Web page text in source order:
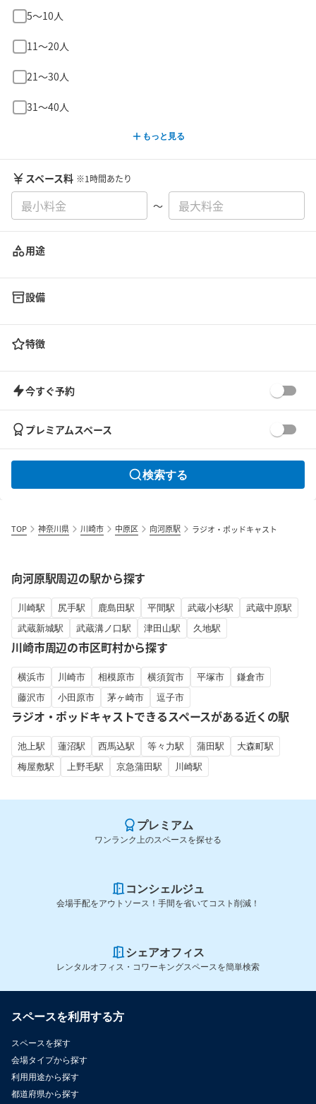
5〜10人
11〜20人
21〜30人
31〜40人
もっと見る
スペース料 ※1時間あたり
〜
用途
設備
特徴
今すぐ予約
プレミアムスペース
検索する
TOP 神奈川県 川崎市 中原区 向河原駅 ラジオ・ポッドキャスト
向河原駅周辺の駅から探す
川崎駅 尻手駅 鹿島田駅 平間駅 武蔵小杉駅
武蔵中原駅
武蔵新城駅
武蔵溝ノ口駅 津田山駅 久地駅
川崎市周辺の市区町村から探す
横浜市 川崎市 相模原市 横須賀市 平塚市
鎌倉市
藤沢市
小田原市 茅ヶ崎市 逗子市
ラジオ・ポッドキャストできるスペースがある近くの駅
池上駅 蓮沼駅 西馬込駅 等々力駅 蒲田駅
大森町駅
梅屋敷駅
上野毛駅 京急蒲田駅 川崎駅
プレミアム
ワンランク上のスペースを探せる
コンシェルジュ
会場手配をアウトソース！手間を省いてコスト削減！
シェアオフィス
レンタルオフィス・コワーキングスペースを簡単検索
スペースを利用する方
スペースを探す
会場タイプから探す
利用用途から探す
都道府県から探す